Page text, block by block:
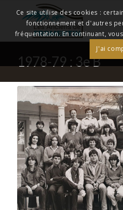
1978-79 : 3e B
Ce site utilise des cookies :
fonctionnement et d'autres
fréquentation. En continuant,
J'ai